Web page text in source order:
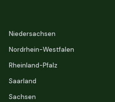
Niedersachsen
Nordrhein-Westfalen
Rheinland-Pfalz
Saarland
Sachsen